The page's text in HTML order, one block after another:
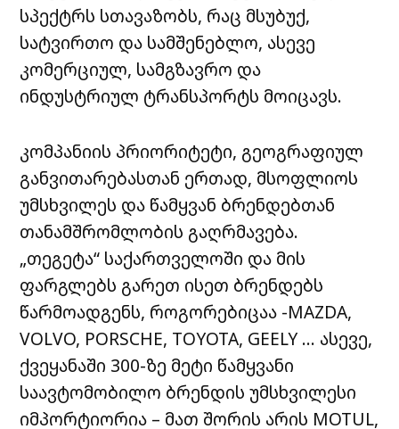
სპექტრს სთავაზობს, რაც მსუბუქ,
სატვირთო და სამშენებლო, ასევე
კომერციულ, სამგზავრო და
ინდუსტრიულ ტრანსპორტს მოიცავს.
კომპანიის პრიორიტეტი, გეოგრაფიულ
განვითარებასთან ერთად, მსოფლიოს
უმსხვილეს და წამყვან ბრენდებთან
თანამშრომლობის გაღრმავება.
„თეგეტა“ საქართველოში და მის
ფარგლებს გარეთ ისეთ ბრენდებს
წარმოადგენს, როგორებიცაა -MAZDA,
VOLVO, PORSCHE, TOYOTA, GEELY … ასევე,
ქვეყანაში 300-ზე მეტი წამყვანი
საავტომობილო ბრენდის უმსხვილესი
იმპორტიორია – მათ შორის არის MOTUL,